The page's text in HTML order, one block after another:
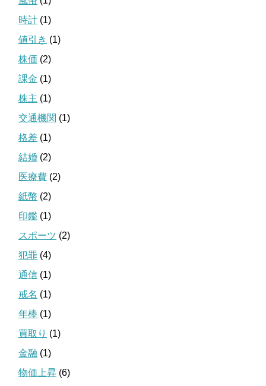
時計 (1)
値引き (1)
株価 (2)
課金 (1)
株主 (1)
交通機関 (1)
格差 (1)
結婚 (2)
医療費 (2)
紙幣 (2)
印鑑 (1)
スポーツ (2)
犯罪 (4)
通信 (1)
戒名 (1)
年棒 (1)
買取り (1)
金融 (1)
物価上昇 (6)